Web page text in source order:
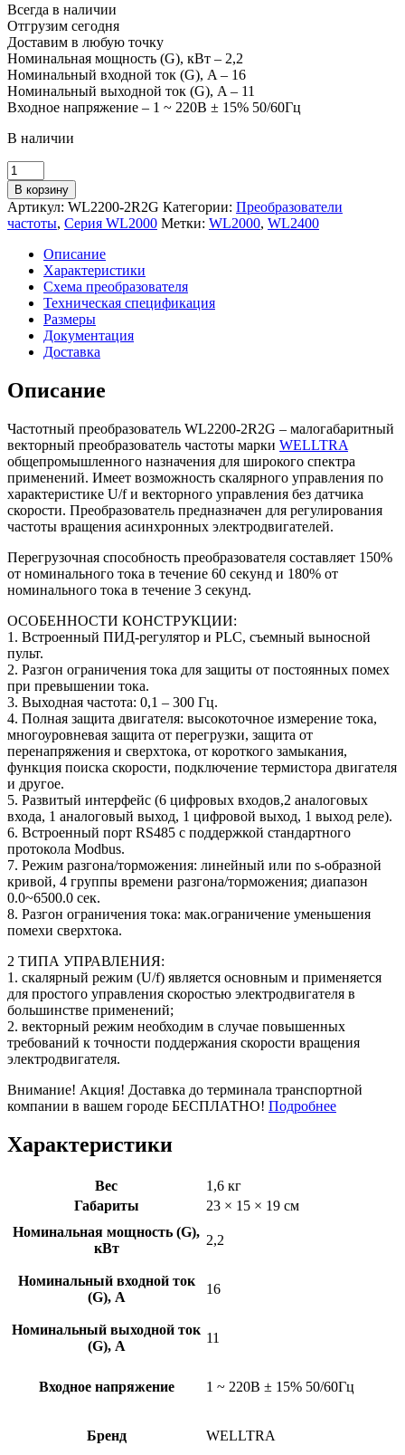
Всегда в наличии
Отгрузим сегодня
Доставим в любую точку
Номинальная мощность (G), кВт – 2,2
Номинальный входной ток (G), A – 16
Номинальный выходной ток (G), A – 11
Входное напряжение – 1 ~ 220B ± 15% 50/60Гц
В наличии
Количество
товара
Преобразователь
частоты
WELLTRA
WL2200-
2R2G
кВт
В корзину
Артикул: WL2200-2R2G Категории: Преобразователи
частоты, Серия WL2000 Метки: WL2000, WL2400
Описание
Характеристики
Схема преобразователя
Техническая спецификация
Размеры
Документация
Доставка
Описание
Частотный преобразователь WL2200-2R2G – малогабаритный
векторный преобразователь частоты марки WELLTRA
общепромышленного назначения для широкого спектра
применений. Имеет возможность скалярного управления по
характеристике U/f и векторного управления без датчика
скорости. Преобразователь предназначен для регулирования
частоты вращения асинхронных электродвигателей.
Перегрузочная способность преобразователя составляет 150%
от номинального тока в течение 60 секунд и 180% от
номинального тока в течение 3 секунд.
ОСОБЕННОСТИ КОНСТРУКЦИИ:
1. Встроенный ПИД-регулятор и PLC, съемный выносной
пульт.
2. Разгон ограничения тока для защиты от постоянных помех
при превышении тока.
3. Выходная частота: 0,1 – 300 Гц.
4. Полная защита двигателя: высокоточное измерение тока,
многоуровневая защита от перегрузки, защита от
перенапряжения и сверхтока, от короткого замыкания,
функция поиска скорости, подключение термистора двигателя
и другое.
5. Развитый интерфейс (6 цифровых входов,2 аналоговых
входа, 1 аналоговый выход, 1 цифровой выход, 1 выход реле).
6. Встроенный порт RS485 с поддержкой стандартного
протокола Modbus.
7. Режим разгона/торможения: линейный или по s-образной
кривой, 4 группы времени разгона/торможения; диапазон
0.0~6500.0 сек.
8. Разгон ограничения тока: мак.ограничение уменьшения
помехи сверхтока.
2 ТИПА УПРАВЛЕНИЯ:
1. скалярный режим (U/f) является основным и применяется
для простого управления скоростью электродвигателя в
большинстве применений;
2. векторный режим необходим в случае повышенных
требований к точности поддержания скорости вращения
электродвигателя.
Внимание! Акция! Доставка до терминала транспортной
компании в вашем городе БЕСПЛАТНО! Подробнее
Характеристики
Вес
1,6 кг
Габариты
23 × 15 × 19 см
Номинальная мощность (G),
кВт
2,2
Номинальный входной ток
(G), A
16
Номинальный выходной ток
(G), A
11
Входное напряжение 1 ~ 220B ± 15% 50/60Гц
Бренд WELLTRA